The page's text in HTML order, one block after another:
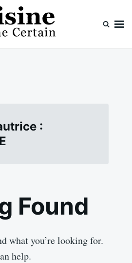
:
Found
what you’re looking for.
help.